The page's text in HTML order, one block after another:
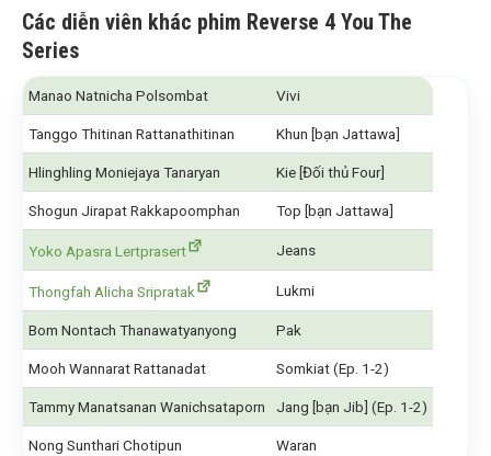
Các diễn viên khác phim Reverse 4 You The
Series
Manao Natnicha Polsombat Vivi
Tanggo Thitinan Rattanathitinan Khun [bạn Jattawa]
Hlinghling Moniejaya Tanaryan Kie [Đối thủ Four]
Shogun Jirapat Rakkapoomphan Top [bạn Jattawa]
Yoko Apasra Lertprasert Jeans
Thongfah Alicha Sripratak Lukmi
Bom Nontach Thanawatyanyong Pak
Mooh Wannarat Rattanadat Somkiat (Ep. 1-2)
Tammy Manatsanan Wanichsataporn Jang [bạn Jib] (Ep. 1-2)
Nong Sunthari Chotipun Waran